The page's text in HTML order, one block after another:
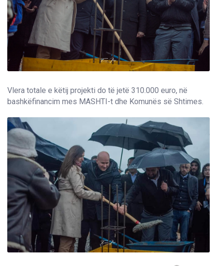
Vlera totale e këtij projekti do të jetë 310.000 euro, në
bashkëfinancim mes MASHTI-t dhe Komunës së Shtimes.